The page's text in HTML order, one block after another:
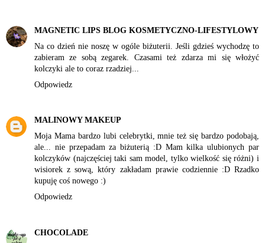
MAGNETIC LIPS BLOG KOSMETYCZNO-LIFESTYLOWY
Na co dzień nie noszę w ogóle biżuterii. Jeśli gdzieś wychodzę to
zabieram ze sobą zegarek. Czasami też zdarza mi się włożyć
kolczyki ale to coraz rzadziej...
Odpowiedz
MALINOWY MAKEUP
Moja Mama bardzo lubi celebrytki, mnie też się bardzo podobają,
ale... nie przepadam za biżuterią :D Mam kilka ulubionych par
kolczyków (najczęściej taki sam model, tylko wielkość się różni) i
wisiorek z sową, który zakładam prawie codziennie :D Rzadko
kupuję coś nowego :)
Odpowiedz
CHOCOLADE